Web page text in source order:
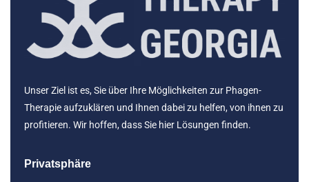
Unser Ziel ist es, Sie über Ihre Möglichkeiten zur Phagen-
Therapie aufzuklären und Ihnen dabei zu helfen, von ihnen zu
profitieren. Wir hoffen, dass Sie hier Lösungen finden.
Privatsphäre